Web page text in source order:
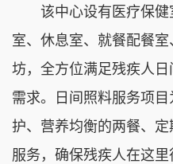
该中心设有医疗保
室、休息室、就餐配餐
坊，全方位满足残疾人
需求。日间照料服务项
护、营养均衡的两餐、
服务，确保残疾人在这